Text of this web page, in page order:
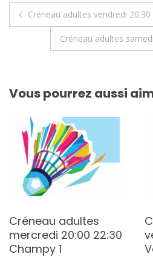
Navigation
Créneau adultes vendredi
Créneau adultes
Vous pourrez aussi
Créneau adultes
mercredi 20:00 22:30
Champy 1